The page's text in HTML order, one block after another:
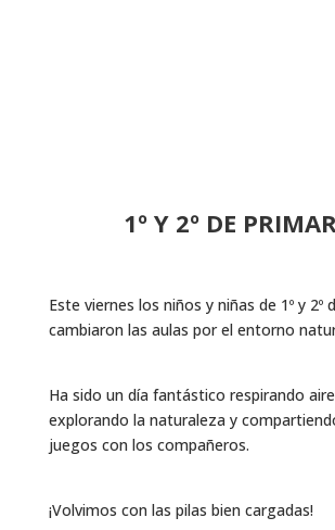
1º Y 2º DE
Este viernes los niños y niñas de 1º y 2º
cambiaron las aulas por el entorno
Ha sido un día fantástico respirando
explorando la naturaleza y
juegos con los compañeros.
¡Volvimos con las pilas bien cargadas!